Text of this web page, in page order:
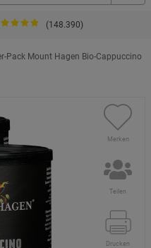
(148.390)
Pack Mount Hagen Bio-Cappuccino
Merken
Teilen
Drucken